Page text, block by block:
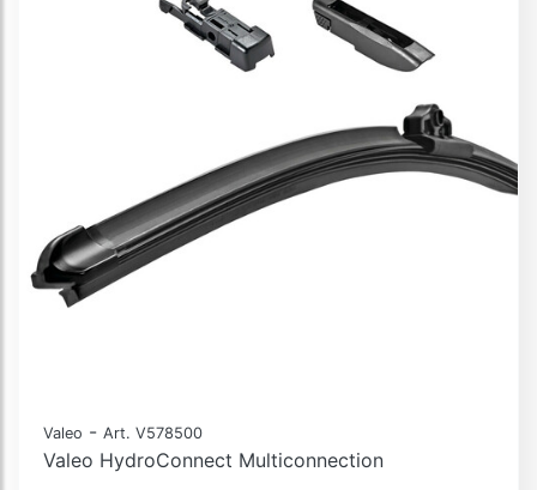
Valeo - Art. V578500
Valeo HydroConnect Multiconnection